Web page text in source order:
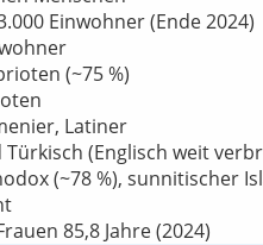
Einwohner (Ende 2024)
(~75 %)
Latiner
(Englisch weit
(~78 %), sunnitischer
85,8 Jahre (2024)